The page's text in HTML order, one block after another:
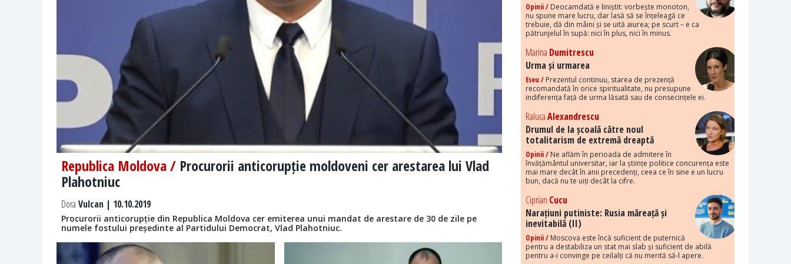
Republica Moldova / Procurorii anticorupție moldoveni cer arestarea lui Vlad
Plahotniuc
Dora Vulcan | 10.10.2019
Procurorii anticorupție din Republica Moldova cer emiterea unui mandat de arestare de 30 de zile pe
numele fostului președinte al Partidului Democrat, Vlad Plahotniuc.
Opinii / Deocamdată e liniștit: vorbește monoton,
nu spune mare lucru, dar lasă să se înțeleagă ce
trebuie, dă din mâini și se uită aiurea; pe scurt – e ca
pătrunjelul în supă: nici în plus, nici în minus.
Marina Dumitrescu
Urma și urmarea
Eseu / Prezentul continuu, starea de prezență
recomandată în orice spiritualitate, nu presupune
indiferența față de urma lăsată sau de consecințele ei.
RalucaAlexandrescu
Drumul de la școală către noul
totalitarism de extremă dreaptă
Opinii / Ne aflăm în perioada de admitere în
învățământul universitar, iar la științe politice concurența este
mai mare decât în anii precedenți, ceea ce în sine e un lucru
bun, dacă nu te uiți decât la cifre.
Ciprian Cucu
Narațiuni putiniste: Rusia măreață și
inevitabilă (II)
Opinii / Moscova este încă suficient de puternică
pentru a destabiliza un stat mai slab și suficient de abilă
pentru a-i convinge pe ceilalți că nu merită să-l apere.